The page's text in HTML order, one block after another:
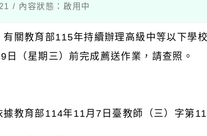
/ 內容狀態：啟用中
有關教育部115年持續辦理高級中等以下學
日（星期三）前完成薦送作業，請查照。
據教育部114年11月 7 日臺教師（三）字第